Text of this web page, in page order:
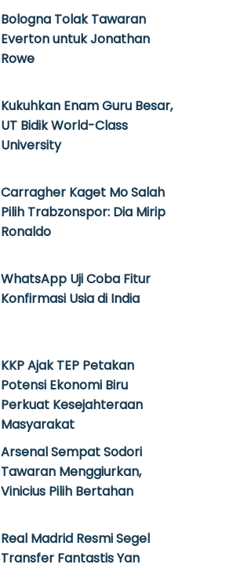
Bologna Tolak Tawaran
Everton untuk Jonathan
Rowe
Kukuhkan Enam Guru Besar,
UT Bidik World-Class
University
Carragher Kaget Mo Salah
Pilih Trabzonspor: Dia Mirip
Ronaldo
WhatsApp Uji Coba Fitur
Konfirmasi Usia di India
KKP Ajak TEP Petakan
Potensi Ekonomi Biru
Perkuat Kesejahteraan
Masyarakat
Arsenal Sempat Sodori
Tawaran Menggiurkan,
Vinicius Pilih Bertahan
Real Madrid Resmi Segel
Transfer Fantastis Yan